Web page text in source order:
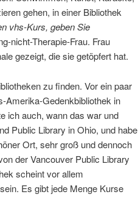
gehen, in einer Bibliothek
vhs-Kurs, geben Sie
nicht-Therapie-Frau. Frau
gezeigt, die sie getöpfert hat.
zu finden. Vor ein paar
Amerika-Gedenkbibliothek in
ich auch, wann das war und
Public Library in Ohio, und habe
Ort, sehr groß und dennoch
der Vancouver Public Library
scheint vor allem
Es gibt jede Menge Kurse